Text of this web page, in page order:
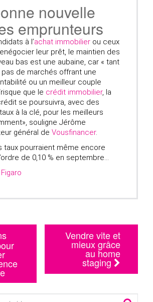
nouvelle
emprunteurs
à l’achat immobilier ou ceux
leur prêt, le maintien des
bas est une aubaine, car « tant
pas de marchés offrant une
ou un meilleur couple
que le crédit immobilier, la
se poursuivra, avec des
à la clé, pour les meilleurs
souligne Jérôme
général de Vousfinancer.
taux pourraient même encore
de 0,10 % en septembre…
Vendre vite et
mieux grâce
au home
staging